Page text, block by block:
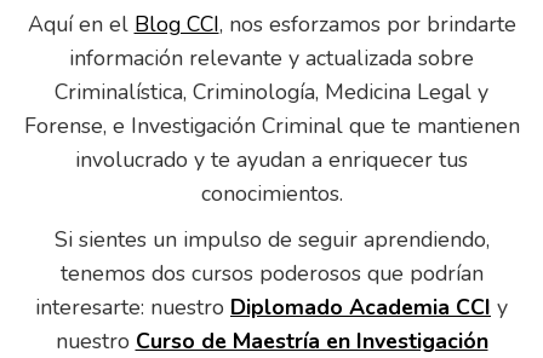
Aquí en el Blog CCI, nos esforzamos por brindarte
información relevante y actualizada sobre
Criminalística, Criminología, Medicina Legal y
Forense, e Investigación Criminal que te mantienen
involucrado y te ayudan a enriquecer tus
conocimientos.
Si sientes un impulso de seguir aprendiendo,
tenemos dos cursos poderosos que podrían
interesarte: nuestro Diplomado Academia CCI y
nuestro Curso de Maestría en Investigación